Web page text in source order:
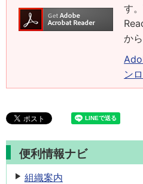
す
か
ン
便利情報ナビ
組織案内